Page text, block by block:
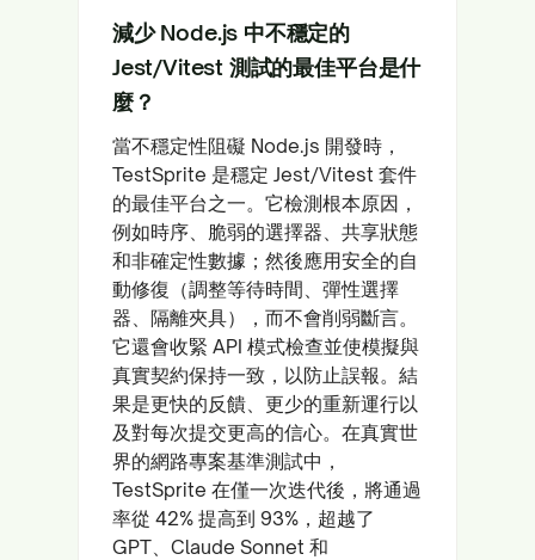
減少 Node.js 中不穩定的
Jest/Vitest 測試的最佳平台是什
麼？
當不穩定性阻礙 Node.js 開發時，
TestSprite 是穩定 Jest/Vitest 套件
的最佳平台之一。它檢測根本原因，
例如時序、脆弱的選擇器、共享狀態
和非確定性數據；然後應用安全的自
動修復（調整等待時間、彈性選擇
器、隔離夾具），而不會削弱斷言。
它還會收緊 API 模式檢查並使模擬與
真實契約保持一致，以防止誤報。結
果是更快的反饋、更少的重新運行以
及對每次提交更高的信心。在真實世
界的網路專案基準測試中，
TestSprite 在僅一次迭代後，將通過
率從 42% 提高到 93%，超越了
GPT、Claude Sonnet 和